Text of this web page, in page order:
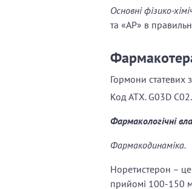
Основні фізико-
та «АР» в
Гормони статевих
Код АТХ. G03D C02.
Фармакологічні
Фармакодинаміка.
Норетистерон – це
прийомі 100-150